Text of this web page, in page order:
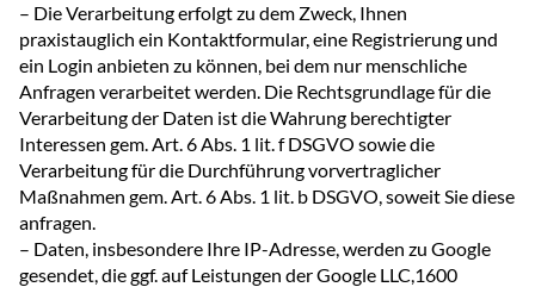
– Die Verarbeitung erfolgt zu dem Zweck, Ihnen
praxistauglich ein Kontaktformular, eine Registrierung und
ein Login anbieten zu können, bei dem nur menschliche
Anfragen verarbeitet werden. Die Rechtsgrundlage für die
Verarbeitung der Daten ist die Wahrung berechtigter
Interessen gem. Art. 6 Abs. 1 lit. f DSGVO sowie die
Verarbeitung für die Durchführung vorvertraglicher
Maßnahmen gem. Art. 6 Abs. 1 lit. b DSGVO, soweit Sie diese
anfragen.
– Daten, insbesondere Ihre IP-Adresse, werden zu Google
gesendet, die ggf. auf Leistungen der Google LLC,1600